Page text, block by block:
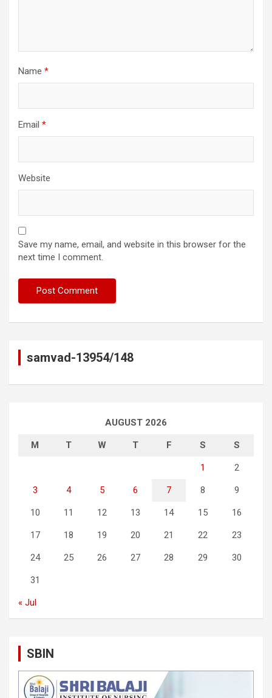
Name *
Email *
Website
Save my name, email, and website in this browser for the
next time I comment.
samvad-13954/148
AUGUST 2026
M T W T F S S
1 2
3 4 5 6 7 8 9
10 11 12 13 14 15 16
17 18 19 20 21 22 23
24 25 26 27 28 29 30
31
« Jul
SBIN